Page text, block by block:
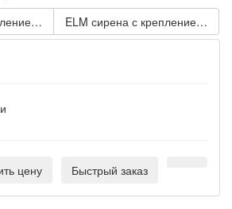
на панели с контрольным
ELM сирена с креплением на
цену Быстрый заказ